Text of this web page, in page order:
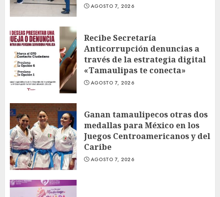
AGOSTO 7, 2026
Recibe Secretaría
Anticorrupción denuncias a
través de la estrategia digital
«Tamaulipas te conecta»
AGOSTO 7, 2026
Ganan tamaulipecos otras dos
medallas para México en los
Juegos Centroamericanos y del
Caribe
AGOSTO 7, 2026